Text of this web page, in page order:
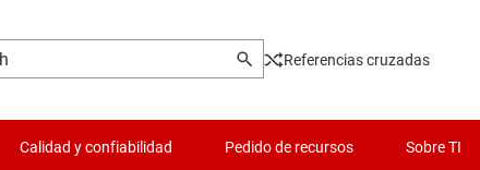
Referencias cruzadas
Calidad y confiabilidad Pedido de recursos Sobre TI